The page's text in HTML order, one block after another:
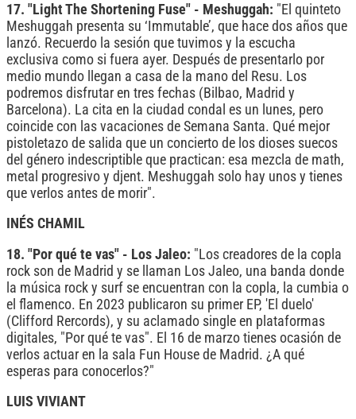
17. "Light The Shortening Fuse" - Meshuggah: "El quinteto
Meshuggah presenta su ‘Immutable’, que hace dos años que
lanzó. Recuerdo la sesión que tuvimos y la escucha
exclusiva como si fuera ayer. Después de presentarlo por
medio mundo llegan a casa de la mano del Resu. Los
podremos disfrutar en tres fechas (Bilbao, Madrid y
Barcelona). La cita en la ciudad condal es un lunes, pero
coincide con las vacaciones de Semana Santa. Qué mejor
pistoletazo de salida que un concierto de los dioses suecos
del género indescriptible que practican: esa mezcla de math,
metal progresivo y djent. Meshuggah solo hay unos y tienes
que verlos antes de morir".
INÉS CHAMIL
18. "Por qué te vas" - Los Jaleo: "Los creadores de la copla
rock son de Madrid y se llaman Los Jaleo, una banda donde
la música rock y surf se encuentran con la copla, la cumbia o
el flamenco. En 2023 publicaron su primer EP, 'El duelo'
(Clifford Rercords), y su aclamado single en plataformas
digitales, "Por qué te vas". El 16 de marzo tienes ocasión de
verlos actuar en la sala Fun House de Madrid. ¿A qué
esperas para conocerlos?"
LUIS VIVIANT